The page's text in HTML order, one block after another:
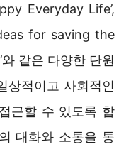
Everyday Life’,
for saving the
같은 다양한 단원
상적이고 사회적인
근할 수 있도록 합
대화와 소통을 통